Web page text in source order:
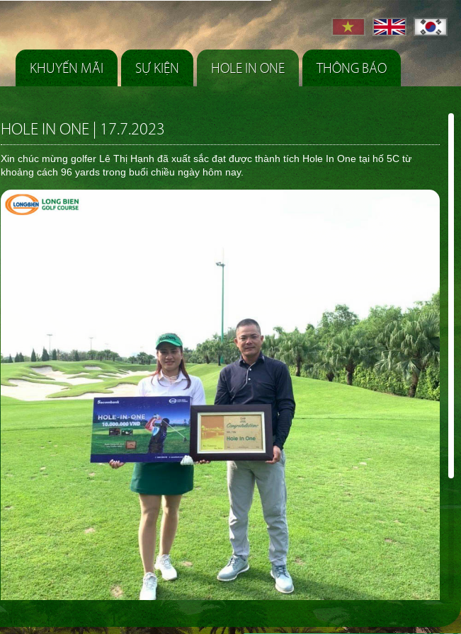
KHUYẾN MÃI SỰ KIỆN HOLE IN ONE THÔNG BÁO
HOLE IN ONE | 17.7.2023
Xin chúc mừng golfer Lê Thị Hạnh đã xuất sắc đạt được thành tích Hole In One tại hố 5C từ
khoảng cách 96 yards trong buổi chiều ngày hôm nay.